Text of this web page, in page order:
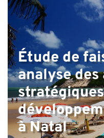
Étude de
analyse
à Natal